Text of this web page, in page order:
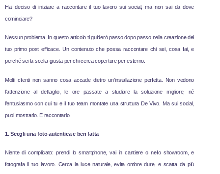
Hai deciso di iniziare a raccontare il tuo lavoro sui social, ma non sai da dove
cominciare?
Nessun problema. In questo articolo ti guiderò passo dopo passo nella creazione del
tuo primo post efficace. Un contenuto che possa raccontare chi sei, cosa fai, e
perché sei la scelta giusta per chi cerca coperture per esterno.
Molti clienti non sanno cosa accade dietro un’installazione perfetta. Non vedono
l’attenzione al dettaglio, le ore passate a studiare la soluzione migliore, né
l’entusiasmo con cui tu e il tuo team montate una struttura De Vivo. Ma sui social,
puoi mostrarlo. E raccontarlo.
1. Scegli una foto autentica e ben fatta
Niente di complicato: prendi lo smartphone, vai in cantiere o nello showroom, e
fotografa il tuo lavoro. Cerca la luce naturale, evita ombre dure, e scatta da più